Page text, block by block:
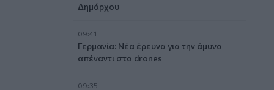
Δημάρχου
09:41
Γερμανία: Νέα έρευνα για την άμυνα
απέναντι στα drones
09:35